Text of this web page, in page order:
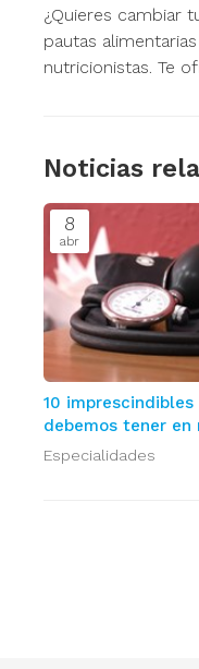
¿Quieres cambiar
pautas
nutricionistas. Te
Noticias
8
abr
10 imprescindibles
debemos tener en
botiquín para evitar
Especialidades